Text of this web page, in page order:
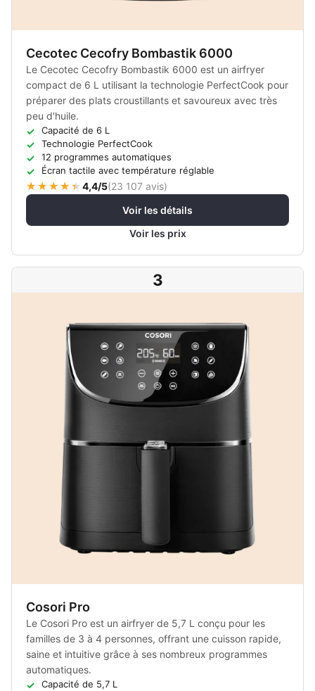
Cecotec Cecofry Bombastik 6000
Le Cecotec Cecofry Bombastik 6000 est un airfryer
compact de 6 L utilisant la technologie PerfectCook pour
préparer des plats croustillants et savoureux avec très
peu d'huile.
Capacité de 6 L
Technologie PerfectCook
12 programmes automatiques
Écran tactile avec température réglable
4,4/5(23 107 avis)
Voir les détails
Voir les prix
3
Cosori Pro
Le Cosori Pro est un airfryer de 5,7 L conçu pour les
familles de 3 à 4 personnes, offrant une cuisson rapide,
saine et intuitive grâce à ses nombreux programmes
automatiques.
Capacité de 5,7 L